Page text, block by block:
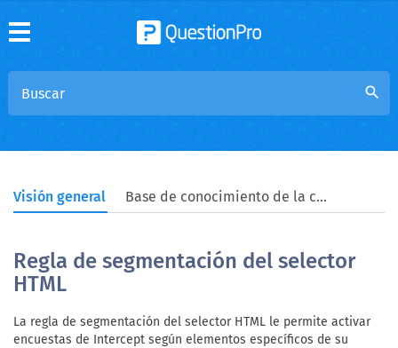
search
Visión general Base de conocimiento de la comunidad
Regla de segmentación del selector
HTML
La regla de segmentación del selector HTML le permite activar
encuestas de Intercept según elementos específicos de su